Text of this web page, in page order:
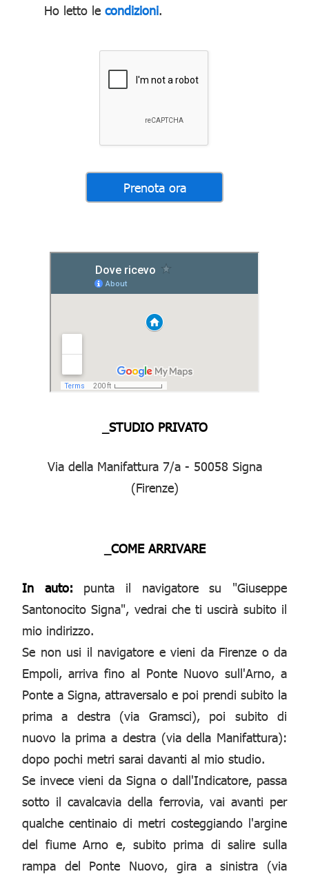
Ho letto le condizioni.
_STUDIO PRIVATO
Via della Manifattura 7/a - 50058 Signa
(Firenze)
_COME ARRIVARE
In auto: punta il navigatore su "Giuseppe
Santonocito Signa", vedrai che ti uscirà subito il
mio indirizzo.
Se non usi il navigatore e vieni da Firenze o da
Empoli, arriva fino al Ponte Nuovo sull'Arno, a
Ponte a Signa, attraversalo e poi prendi subito la
prima a destra (via Gramsci), poi subito di
nuovo la prima a destra (via della Manifattura):
dopo pochi metri sarai davanti al mio studio.
Se invece vieni da Signa o dall'Indicatore, passa
sotto il cavalcavia della ferrovia, vai avanti per
qualche centinaio di metri costeggiando l'argine
del fiume Arno e, subito prima di salire sulla
rampa del Ponte Nuovo, gira a sinistra (via